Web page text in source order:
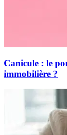
Canicule : le
immobilière ?